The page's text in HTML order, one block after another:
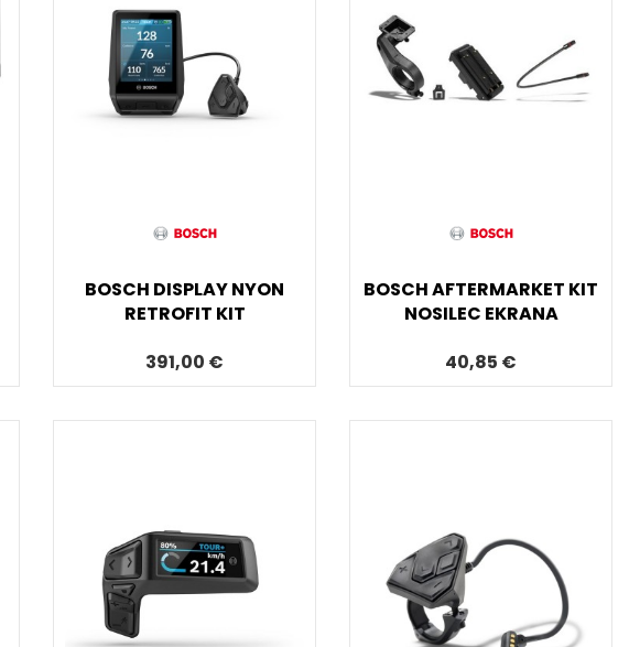
BOSCH DISPLAY NYON
RETROFIT KIT
391,00 €
BOSCH AFTERMARKET KIT
NOSILEC EKRANA
40,85 €